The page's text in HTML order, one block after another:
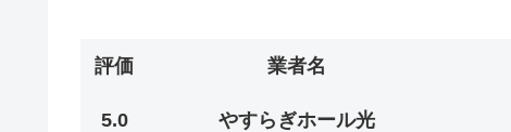
評価 業者名
5.0 やすらぎホール光